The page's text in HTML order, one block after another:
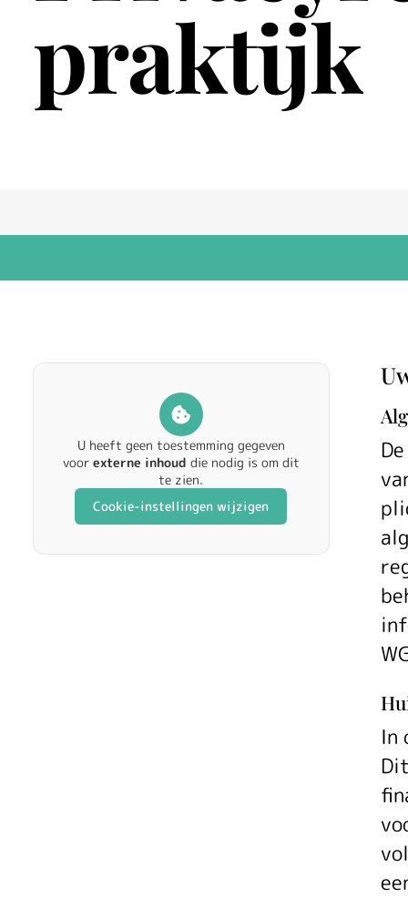
praktijk
In
U heeft geen toestemming gegeven
voor externe inhoud die nodig is om dit
te zien.
Cookie-instellingen wijzigen